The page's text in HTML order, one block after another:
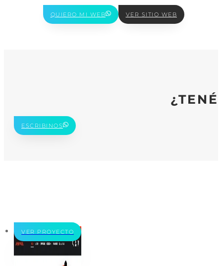
QUIERO MI WEB VER SITIO WEB
ESCRIBINOS
VER PROYECTO